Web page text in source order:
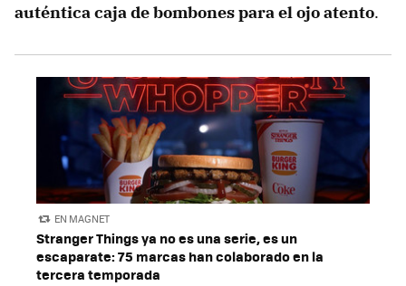
auténtica caja de bombones para el ojo atento.
EN MAGNET
Stranger Things ya no es una serie, es un
escaparate: 75 marcas han colaborado en la
tercera temporada